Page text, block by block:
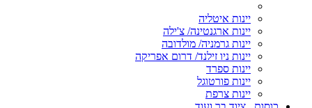
יינות איטליה
יינות ארגנטינה/ צ'ילה
יינות גרמניה/ מולדובה
יינות ניו זילנד/ דרום אפריקה
יינות ספרד
יינות פורטוגל
יינות צרפת